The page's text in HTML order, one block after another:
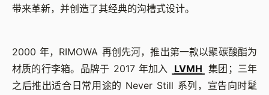
带来革新，并创造了其经典的沟槽式设计。
2000 年，RIMOWA 再创先河，推出第一款以聚碳酸酯为
材质的行李箱。品牌于 2017 年加入
LVMH 集团；三年
之后推出适合日常用途的 Never Still 系列，宣告向时髦